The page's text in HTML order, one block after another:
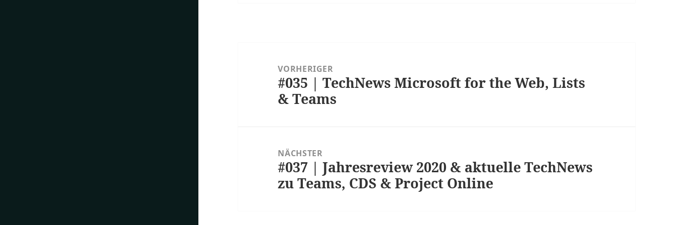
VORHERIGER
Vorheriger
Beitrag:
#035 | TechNews Microsoft for the Web, Lists
& Teams
NÄCHSTER
Nächster
Beitrag:
#037 | Jahresreview 2020 & aktuelle TechNews
zu Teams, CDS & Project Online